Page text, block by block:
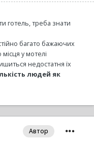
готель, треба знати
багато бажаючих
у мотелі
недостатня їх
людей як
Автор